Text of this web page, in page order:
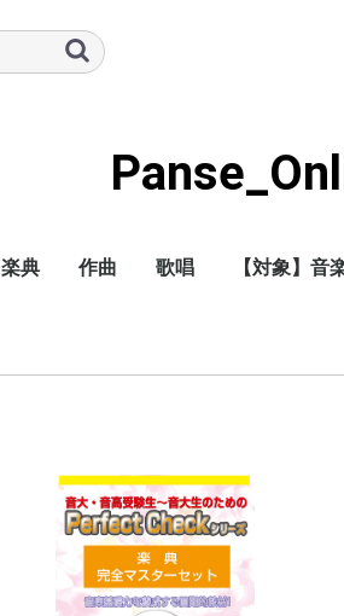
楽典 作曲 歌唱 【対象】音